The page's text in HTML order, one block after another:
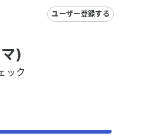
ユーザー登録する
)
ック